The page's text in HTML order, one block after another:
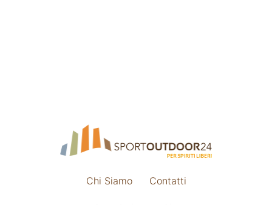
Chi Siamo Contatti